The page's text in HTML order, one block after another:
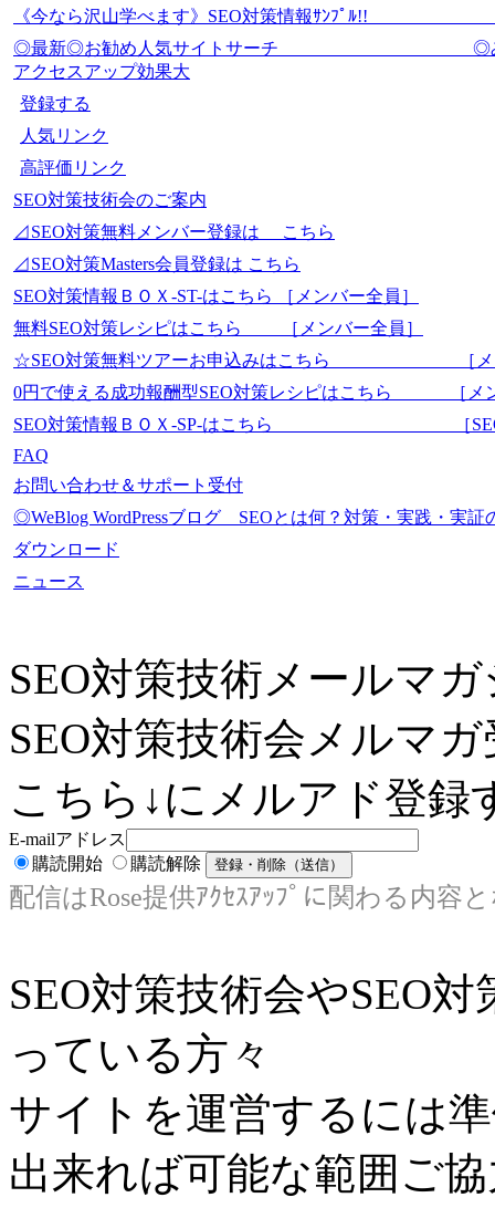
《今なら沢山学べます》SEO対策情報ｻﾝﾌ
◎最新◎お勧め人気サイトサ
アクセスアップ効果大
登録する
人気リンク
高評価リンク
SEO対策技術会のご案内
⊿SEO対策無料メンバー登録は こちら
⊿SEO対策Masters会員登録は こちら
SEO対策情報ＢＯＸ-ST-はこちら ［メンバー全員］
無料SEO対策レシピはこちら ［メンバー全員］
☆SEO対策無料ツアーお申込みはこちら ［メン
0円で使える成功報酬型SEO対策レシピはこちら ［メ
SEO対策情報ＢＯＸ-SP-はこちら ［SEO-
FAQ
お問い合わせ＆サポート受付
◎WeBlog WordPressブログ SEOとは何？対策・実践・実
ダウンロード
ニュース
SEO対策技術メールマ
SEO対策技術会メルマ
こちら↓にメルアド登録
E-mailアドレス
購読開始
購読解除
配信はRose提供ｱｸｾｽｱｯﾌﾟに関わる内容
SEO対策技術会やSEO
っている方々
サイトを運営するには
出来れば可能な範囲ご